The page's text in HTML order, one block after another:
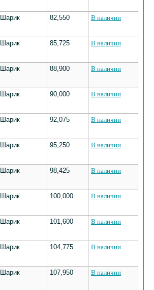
Шарик 82,550 В наличии
Шарик 85,725 В наличии
Шарик 88,900 В наличии
Шарик 90,000 В наличии
Шарик 92,075 В наличии
Шарик 95,250 В наличии
Шарик 98,425 В наличии
Шарик 100,000 В наличии
Шарик 101,600 В наличии
Шарик 104,775 В наличии
Шарик 107,950 В наличии